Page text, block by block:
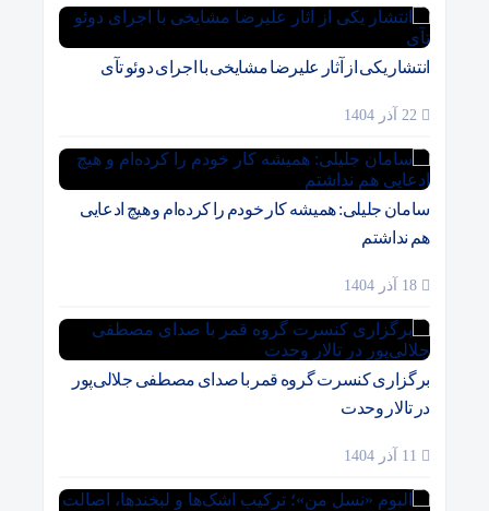
انتشار یکی از آثار علیرضا مشایخی با اجرای دوئو تآی
سامان جلیلی: همیشه کار خودم را کرده‌ام و هیچ ادعایی
هم نداشتم
برگزاری کنسرت گروه قمر با صدای مصطفی جلالی‌پور
در تالار وحدت